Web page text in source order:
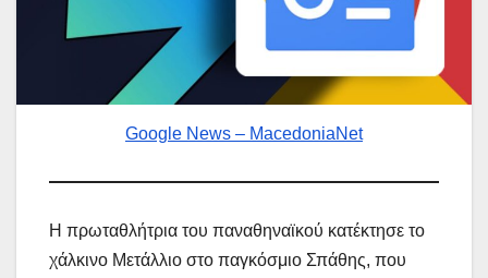
Google News – MacedoniaNet
Η πρωταθλήτρια του παναθηναϊκού κατέκτησε το
χάλκινο Μετάλλιο στο παγκόσμιο Σπάθης, που